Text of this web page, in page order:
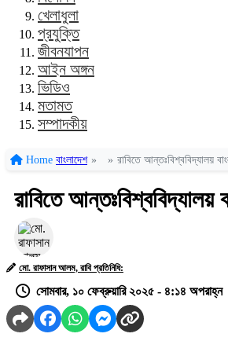
খেলাধুলা
প্রযুক্তি
জীবনযাপন
আইন অঙ্গন
ভিডিও
মতামত
সম্পাদকীয়
Home বাংলাদেশ » » রাবিতে আন্তঃবিশ্ববিদ্যালয়
রাবিতে
মো. রাফাসান আলম, রাবি প্রতিনিধি:
সোমবার, ১০ ফেব্রুয়ারি ২০২৫ - ৪:১৪ অপরাহ্ন